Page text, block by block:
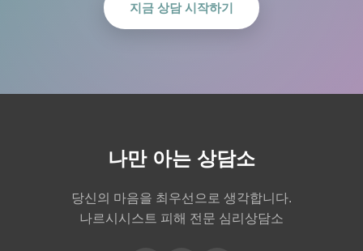
지금 상담 시작하기
나만 아는 상담소
당신의 마음을 최우선으로 생각합니다.
나르시시스트 피해 전문 심리상담소